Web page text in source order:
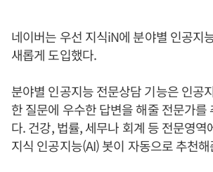
네이버는 우선 지식iN에 분야별 인공지
새롭게 도입했다.
분야별 인공지능 전문상담 기능은 인공
한 질문에 우수한 답변을 해줄 전문가를
다. 건강, 법률, 세무나 회계 등 전문영역
지식 인공지능(AI) 봇이 자동으로 추천